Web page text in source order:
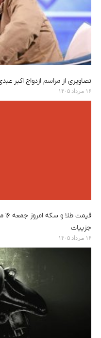
تصاویری از مراسم ازدواج اکبر
۱۶ مرداد ۱۴۰۵
جزییات
۱۶ مرداد ۱۴۰۵